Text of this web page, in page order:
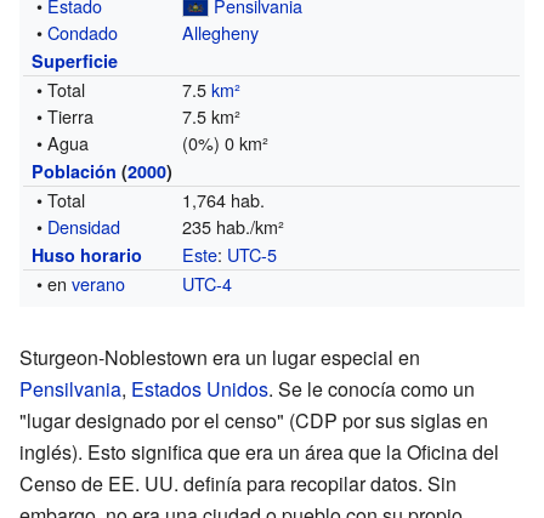
•Condado Allegheny
Superficie
• Total 7.5km²
• Tierra
7.5 km²
• Agua
(0%) 0 km²
Población (2000)
• Total
1,764 hab.
• Densidad 235 hab./km²
Huso horario Este: UTC-5
• enverano UTC-4
Sturgeon-Noblestown era un lugar especial en
Pensilvania, Estados Unidos. Se le conocía como un
"lugar designado por el censo" (CDP por sus siglas en
inglés). Esto significa que era un área que la Oficina del
Censo de EE. UU. definía para recopilar datos. Sin